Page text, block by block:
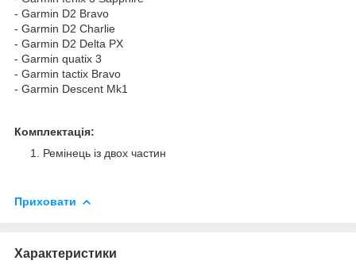
- Garmin D2 Bravo
- Garmin D2 Charlie
- Garmin D2 Delta PX
- Garmin quatix 3
- Garmin tactix Bravo
- Garmin Descent Mk1
Комплектація:
Ремінець із двох частин
Приховати
Характеристики